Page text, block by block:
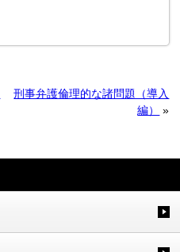
刑事弁護倫理的な諸問題（導入
編）
»